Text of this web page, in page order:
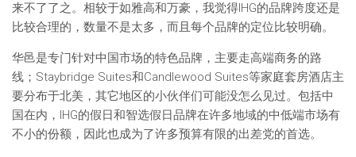
来不了了之。相较于如雅高和万豪，我觉得IHG的品牌跨度还是
比较合理的，数量不是太多，而且每个品牌的定位比较明确。
华邑是专门针对中国市场的特色品牌，主要走高端商务的路
线；Staybridge Suites和Candlewood Suites等家庭套房酒店主
要分布于北美，其它地区的小伙伴们可能没怎么见过。包括中
国在内，IHG的假日和智选假日品牌在许多地域的中低端市场有
不小的份额，因此也成为了许多预算有限的出差党的首选。